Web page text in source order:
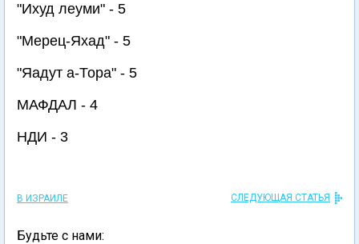
"Ихуд леуми" - 5
"Мерец-Яхад" - 5
"Яадут а-Тора" - 5
МАФДАЛ - 4
НДИ - 3
В ИЗРАИЛЕ СЛЕДУЮЩАЯ СТАТЬЯ
Будьте с нами: